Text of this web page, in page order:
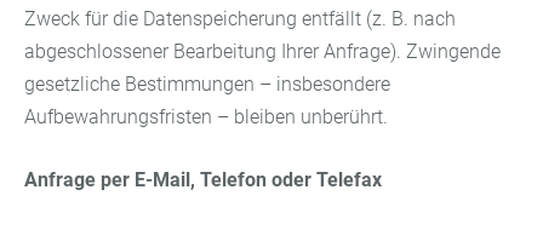
Zweck für die Datenspeicherung entfällt (z. B. nach
abgeschlossener Bearbeitung Ihrer Anfrage). Zwingende
gesetzliche Bestimmungen – insbesondere
Aufbewahrungsfristen – bleiben unberührt.
Anfrage per E-Mail, Telefon oder Telefax